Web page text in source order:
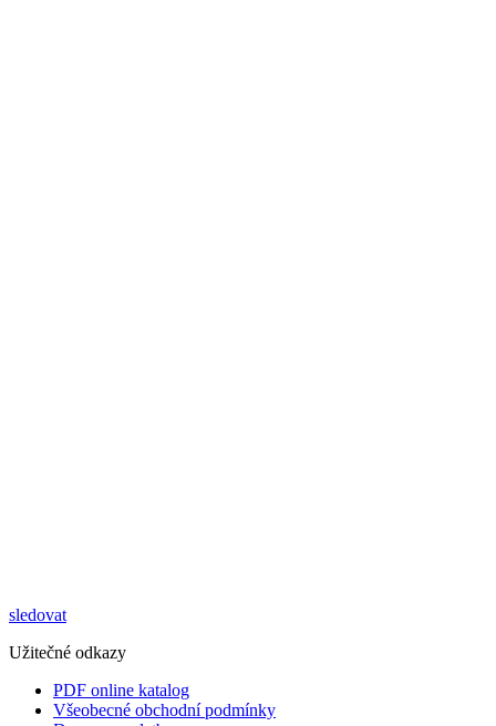
sledovat
Užitečné odkazy
PDF online katalog
Všeobecné obchodní podmínky